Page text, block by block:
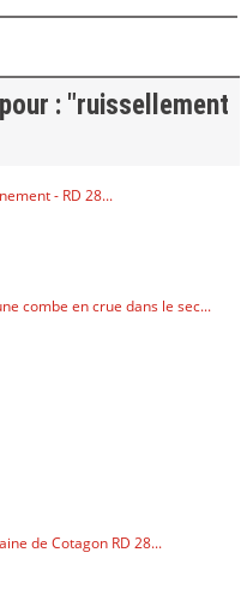
pour : "ruissellement
- RD 28...
combe en crue dans le sec...
de Cotagon RD 28...